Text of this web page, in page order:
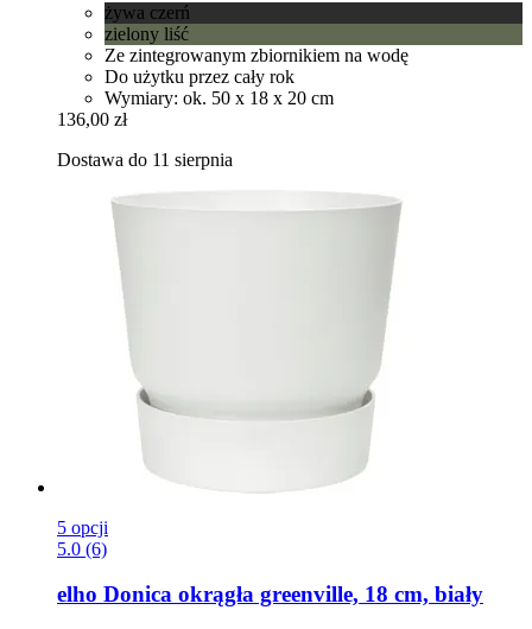
żywa czerń
zielony liść
Ze zintegrowanym zbiornikiem na wodę
Do użytku przez cały rok
Wymiary: ok. 50 x 18 x 20 cm
136,00 zł
Dostawa do 11 sierpnia
5 opcji
5.0 (6)
elho Donica okrągła greenville, 18 cm, biały